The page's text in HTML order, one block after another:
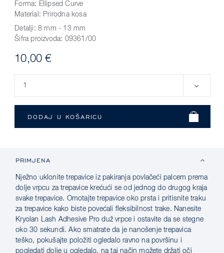
Forma: Ellipsed Curve
Material: Prirodna kosa
Detalji: 8 mm - 13 mm
Šifra proizvoda: 09361/00
10,00 €
PRIMJENA
Nježno uklonite trepavice iz pakiranja povlačeći palcem prema
dolje vrpcu za trepavice krećući se od jednog do drugog kraja
svake trepavice. Omotajte trepavice oko prsta i pritisnite traku
za trepavice kako biste povećali fleksibilnost trake. Nanesite
Kryolan Lash Adhesive Pro duž vrpce i ostavite da se stegne
oko 30 sekundi. Ako smatrate da je nanošenje trepavica
teško, pokušajte položiti ogledalo ravno na površinu i
pogledati dolje u ogledalo, na taj način možete držati oči